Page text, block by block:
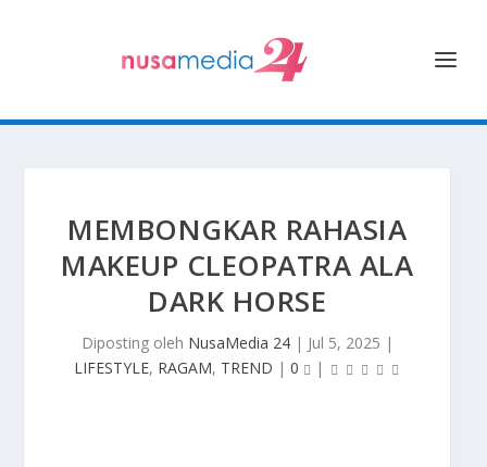
MEMBONGKAR RAHASIA
MAKEUP CLEOPATRA ALA
DARK HORSE
Diposting oleh NusaMedia 24| Jul 5, 2025 |
LIFESTYLE, RAGAM, TREND | 0 |